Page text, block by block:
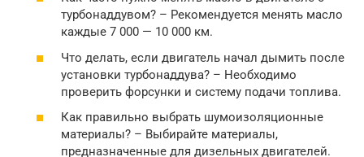
турбонаддувом? – Рекомендуется менять масло
каждые 7 000 — 10 000 км.
Что делать, если двигатель начал дымить после
установки турбонаддува? – Необходимо
проверить форсунки и систему подачи топлива.
Как правильно выбрать шумоизоляционные
материалы? – Выбирайте материалы,
предназначенные для дизельных двигателей.